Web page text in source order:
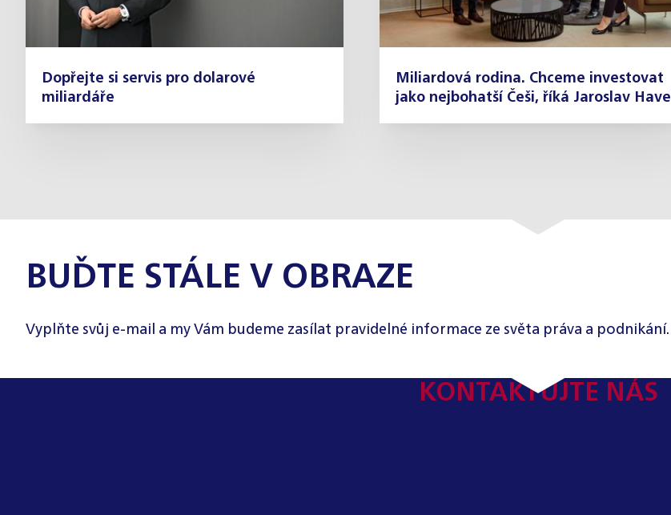
Dopřejte si servis pro dolarové
miliardáře
Miliardová rodina. Chceme investovat
jako nejbohatší Češi, říká Jaroslav Havel
BUĎTE STÁLE V OBRAZE
Vyplňte svůj e-mail a my Vám budeme zasílat pravidelné informace ze světa práva a podnikání.
KONTAKTUJTE NÁS